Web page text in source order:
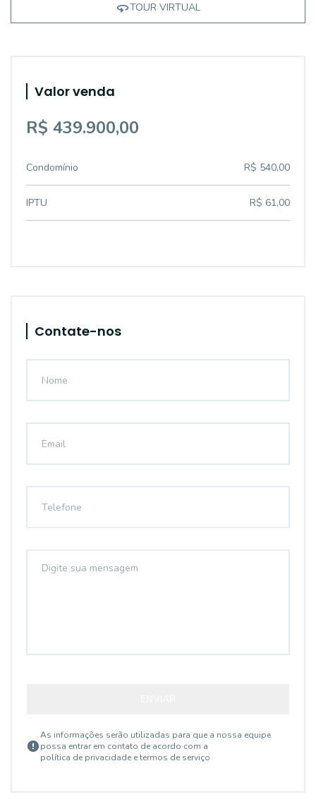
TOUR VIRTUAL
Valor venda
R$ 439.900,00
Condomínio R$ 540,00
IPTU R$ 61,00
Contate-nos
As informações serão utilizadas para que a nossa equipe
possa entrar em contato de acordo com a
política de privacidade e termos de serviço